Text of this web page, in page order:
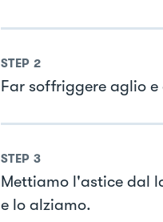
STEP 2
Far soffriggere aglio
STEP 3
Mettiamo l'astice dal
e lo alziamo.